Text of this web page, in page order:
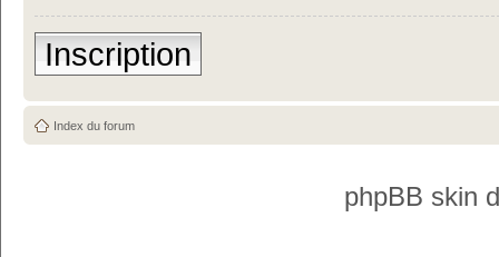
Inscription
Index du forum
phpBB skin